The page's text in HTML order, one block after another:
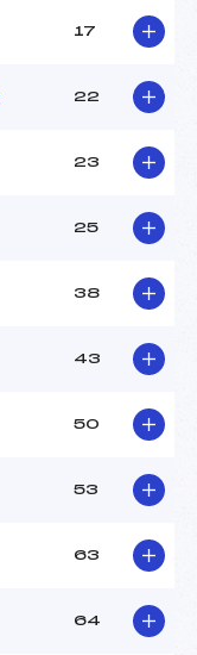
17
22
23
25
38
43
50
53
63
64